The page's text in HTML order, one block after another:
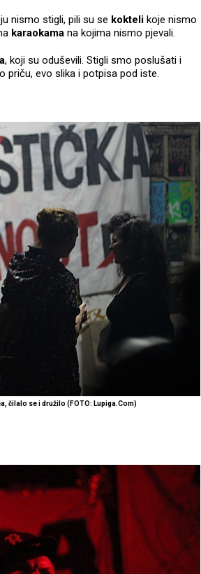
nismo stigli, pili su se kokteli koje nismo
karaokama na kojima nismo pjevali.
, koji su oduševili. Stigli smo poslušati i
priču, evo slika i potpisa pod iste.
čilalo se i družilo (FOTO: Lupiga.Com)